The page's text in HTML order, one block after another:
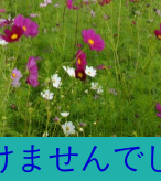
ませんで